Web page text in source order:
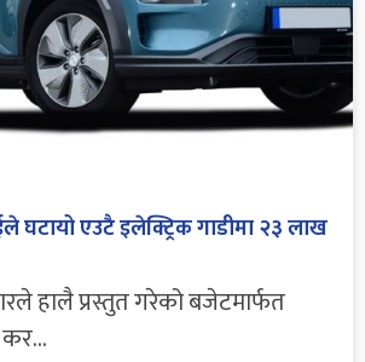
घटायो एउटै इलेक्ट्रिक गाडीमा २३ लाख
हालै प्रस्तुत गरेको बजेटमार्फत